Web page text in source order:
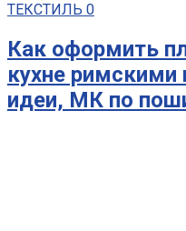
ТЕКСТИЛЬ 0
Как оформить
кухне
идеи, МК по